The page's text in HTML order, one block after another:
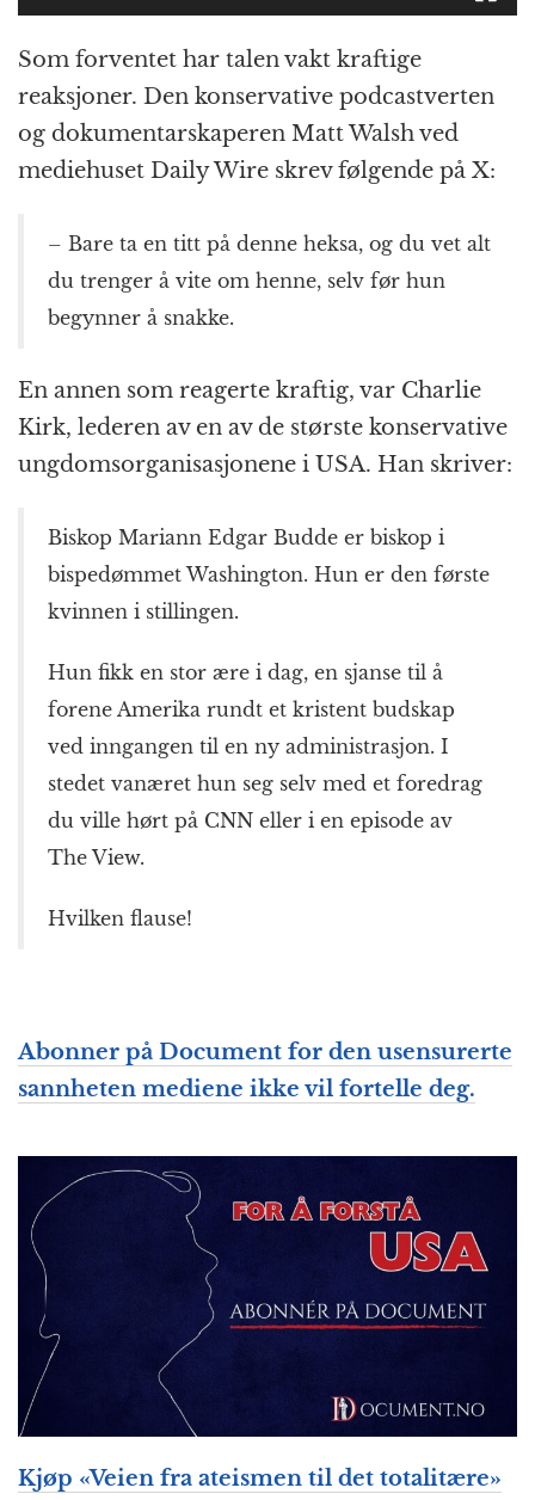
Som forventet har talen vakt kraftige
reaksjoner. Den konservative podcastverten
og dokumentarskaperen Matt Walsh ved
mediehuset Daily Wire skrev følgende på X:
– Bare ta en titt på denne heksa, og du vet alt
du trenger å vite om henne, selv før hun
begynner å snakke.
En annen som reagerte kraftig, var Charlie
Kirk, lederen av en av de største konservative
ungdomsorganisasjonene i USA. Han skriver:
Biskop Mariann Edgar Budde er biskop i
bispedømmet Washington. Hun er den første
kvinnen i stillingen.
Hun fikk en stor ære i dag, en sjanse til å
forene Amerika rundt et kristent budskap
ved inngangen til en ny administrasjon. I
stedet vanæret hun seg selv med et foredrag
du ville hørt på CNN eller i en episode av
The View.
Hvilken flause!
Abonner på Document for den usensurerte
sannheten mediene ikke vil fortelle deg.
Kjøp «Veien fra ateismen til det totalitære»